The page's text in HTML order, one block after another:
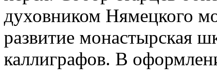
духовником Нямецкого
развитие монастырская
каллиграфов. В